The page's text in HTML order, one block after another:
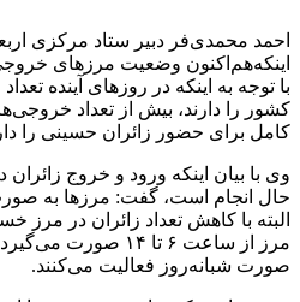
احمد محمدی‌فر دبیر ستاد مرکزی
اینکه‌هم‌اکنون وضعیت مرزهای
با توجه به اینکه در روزهای آینده
کشور را دارند، بیش از تعداد
کامل برای حضور زائران حسینی را
وی‌ با بیان اینکه ورود و خروج زائران
حال انجام است، گفت: مرزها به
البته با کاهش تعداد زائران در مرز
مرز از ساعت ۶ تا ۱۴
صورت شبانه‌روز فعالیت می‌کنند.